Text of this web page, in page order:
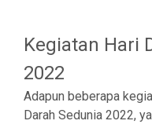
Kegiatan Hari
2022
Adapun beberapa
Darah Sedunia 2022,